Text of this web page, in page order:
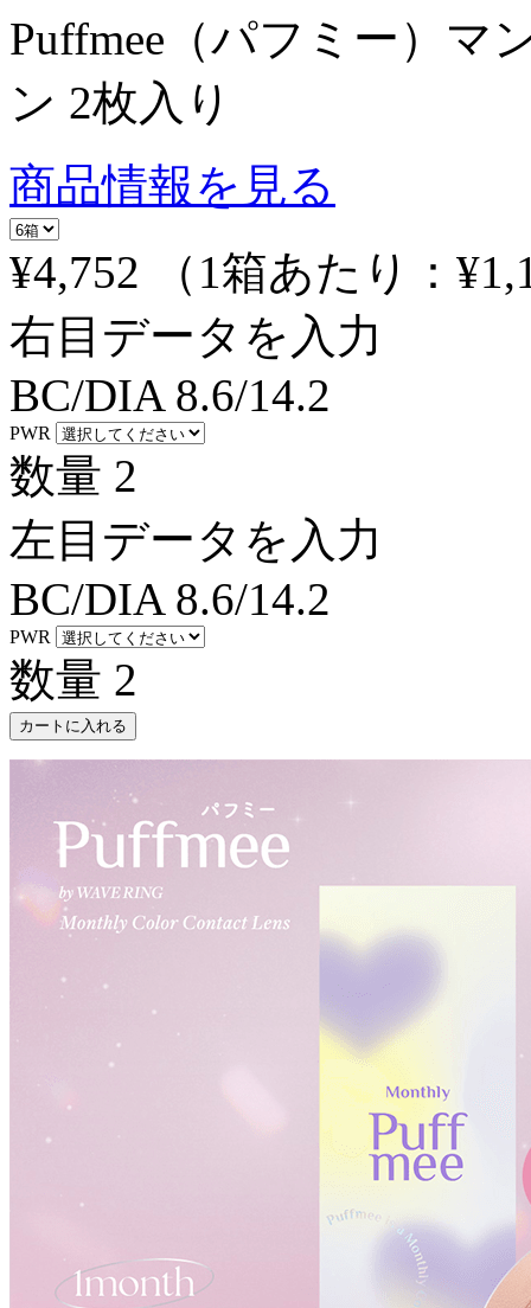
Puffmee（パフミー）マ
ン 2枚入り
商品情報を見る
¥4,752
（1箱あたり：
右目データを入力
BC/DIA 8.6/14.2
PWR
数量 2
左目データを入力
BC/DIA 8.6/14.2
PWR
数量 2
カートに入れる